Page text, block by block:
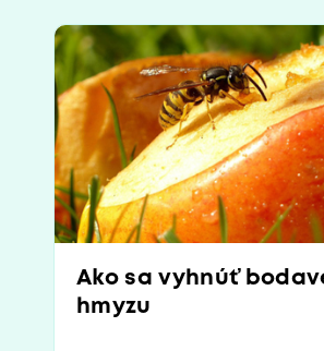
Ako sa vyhnúť
hmyzu